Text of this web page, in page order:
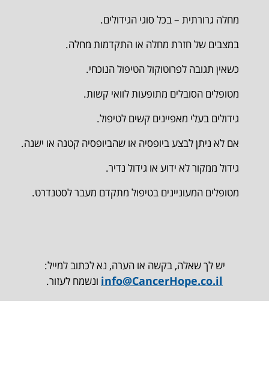
מחלה גרורתית – בכל סוגי הגידולים.
במצבים של חזרת מחלה או התקדמות מחלה.
כשאין תגובה לפרוטוקול הטיפול הנוכחי.
מטופלים הסובלים מתופעות לוואי קשות.
גידולים בעלי מאפיינים קשים לטיפול.
אם לא ניתן לבצע ביופסיה או שהביופסיה קטנה או ישנה.
גידול ממקור לא ידוע או גידול נדיר.
מטופלים המעוניינים בטיפול מתקדם מעבר לסטנדרט.
יש לך שאלה, בקשה או הערה, נא לכתוב למייל:
info@CancerHope.co.ilונשמח לעזור.